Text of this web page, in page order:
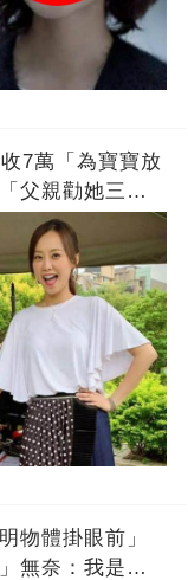
7萬「為寶寶放
父親勸她三
物體掛眼前」
無奈：我是親